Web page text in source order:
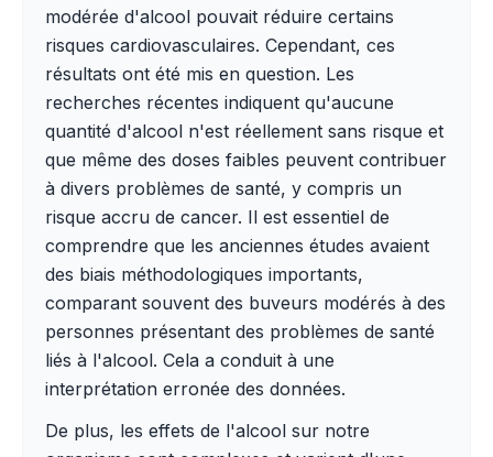
modérée d'alcool pouvait réduire certains
risques cardiovasculaires. Cependant, ces
résultats ont été mis en question. Les
recherches récentes indiquent qu'aucune
quantité d'alcool n'est réellement sans risque et
que même des doses faibles peuvent contribuer
à divers problèmes de santé, y compris un
risque accru de cancer. Il est essentiel de
comprendre que les anciennes études avaient
des biais méthodologiques importants,
comparant souvent des buveurs modérés à des
personnes présentant des problèmes de santé
liés à l'alcool. Cela a conduit à une
interprétation erronée des données.
De plus, les effets de l'alcool sur notre